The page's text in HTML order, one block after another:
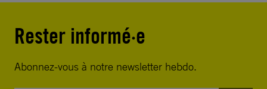
Rester informé·e
Abonnez-vous à notre newsletter hebdo.